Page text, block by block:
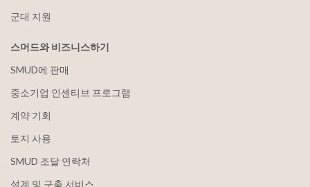
군대 지원
스머드와 비즈니스하기
SMUD에 판매
중소기업 인센티브 프로그램
계약 기회
토지 사용
SMUD 조달 연락처
설계 및 구축 서비스